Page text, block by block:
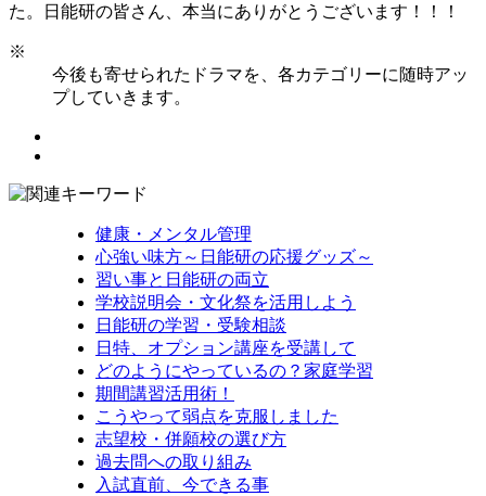
た。日能研の皆さん、本当にありがとうございます！！！
※
今後も寄せられたドラマを、各カテゴリーに随時アッ
プしていきます。
健康・メンタル管理
心強い味方～日能研の応援グッズ～
習い事と日能研の両立
学校説明会・文化祭を活用しよう
日能研の学習・受験相談
日特、オプション講座を受講して
どのようにやっているの？家庭学習
期間講習活用術！
こうやって弱点を克服しました
志望校・併願校の選び方
過去問への取り組み
入試直前、今できる事